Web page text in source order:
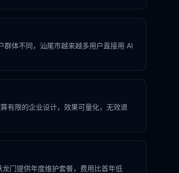
群体不同，汕尾市越来越多用户直接用 AI
有限的企业设计，效果可量化，无效退
门提供年度维护套餐，费用比首年低